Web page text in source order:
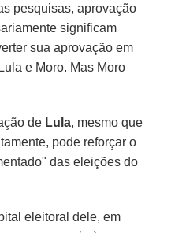
pesquisas, aprovação
significam
sua aprovação em
e Moro. Mas Moro
de Lula, mesmo que
pode reforçar o
das eleições do
eleitoral dele, em